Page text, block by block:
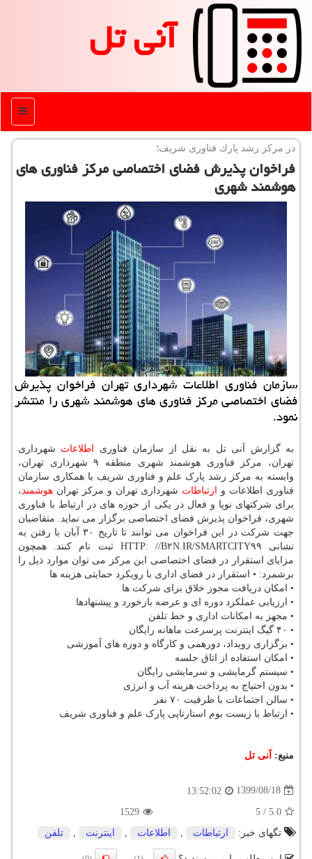
آنی تل
منو
در مركز رشد پارك فناوری شریف؛
فراخوان پذیرش فضای اختصاصی مركز فناوری های
هوشمند شهری
سازمان فناوری اطلاعات شهرداری تهران فراخوان پذیرش
فضای اختصاصی مركز فناوری های هوشمند شهری را منتشر
نمود.
به گزارش آنی تل به نقل از سازمان فناوری اطلاعات شهرداری
تهران، مرکز فناوری هوشمند شهری منطقه ۹ شهرداری تهران،
وابسته به مرکز رشد پارک علم و فناوری شریف با همکاری سازمان
فناوری اطلاعات و
ارتباطات شهرداری تهران و مرکز تهران هوشمند ،
برای شرکتهای نوپا و فعال در یکی از حوزه های در ارتباط با فناوری
شهری، فراخوان پذیرش فضای اختصاصی برگزار می نماید. متقاضیان
جهت شرکت در این فراخوان می توانند تا تاریخ ۳۰ آبان با رفتن به
نشانی HTTP: //B۲N.IR/SMARTCITY۹۹ ثبت نام کنند. همچون
مزایای استقرار در فضای اختصاصی این مرکز می توان موارد ذیل را
برشمرد: • استقرار در فضای اداری با رویکرد حمایتی هزینه ها
• امکان دریافت مجوز خلاق برای شرکت ها
• ارزیابی عملکرد دوره ای و عرضه بازخورد و پیشنهادها
• مجهز به امکانات اداری و خط تلفن
• ۴۰ گیگ اینترنت پرسرعت ماهانه رایگان
• برگزاری رویداد، دورهمی و کارگاه و دوره های آموزشی
• امکان استفاده از اتاق جلسه
• سیستم گرمایشی و سرمایشی رایگان
• بدون احتیاج به پرداخت هزینه آب و انرژی
• سالن اجتماعات با ظرفیت ۷۰ نفر
• ارتباط با زیست بوم استارتاپی پارک علم و فناوری شریف
منبع: آنی تل
1399/08/18
13:52:02
5.0
/
5
1529
تگهای خبر:
ارتباطات اطلاعات اینترنت تلفن